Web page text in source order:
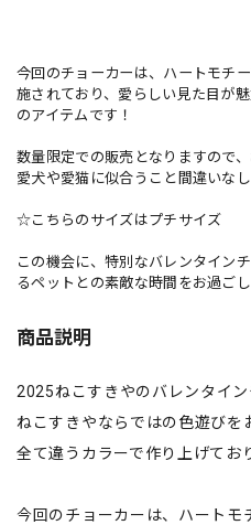
今回のチョーカーは、ハートモチ
施されており、愛らしい見た目が
のアイテムです！
数量限定での販売となりますので
愛犬や愛猫に似合うこと間違いな
☆こちらのサイズはプチサイズ
この機会に、特別なバレンタイン
るペットとの素敵な時間をお過ごし
商品説明
2025ねこすきやのバレンタイ
ねこすきやならではの色遊びを
全て違うカラーで作り上げてお
今回のチョーカーは、ハートモ